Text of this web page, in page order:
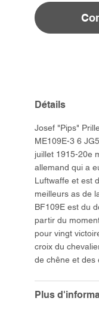
Détails
Josef "Pips"
ME109E-3 6
juillet 1915-20e
allemand qui a
Luftwaffe et est
meilleurs as de
BF109E est du
partir du
pour vingt
croix du
de chêne et des
Plus